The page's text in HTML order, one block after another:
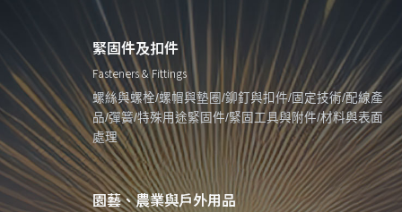
緊固件及扣件
Fasteners & Fittings
螺絲與螺栓/螺帽與墊圈/鉚釘與扣件/固定技術/配線產
品/彈簧/特殊用途緊固件/緊固工具與附件/材料與表面
處理
園藝、農業與戶外用品